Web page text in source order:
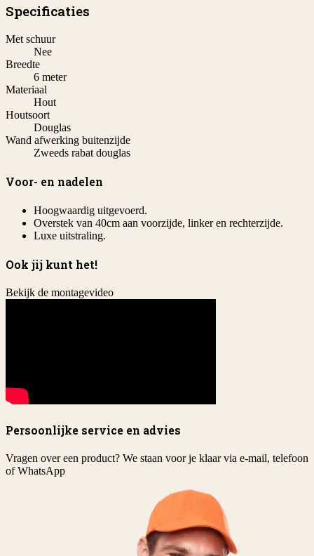
Specificaties
Met schuur
Nee
Breedte
6 meter
Materiaal
Hout
Houtsoort
Douglas
Wand afwerking buitenzijde
Zweeds rabat douglas
Voor- en nadelen
Hoogwaardig uitgevoerd.
Overstek van 40cm aan voorzijde, linker en rechterzijde.
Luxe uitstraling.
Ook jij kunt het!
Bekijk de montagevideo
Persoonlijke service en advies
Vragen over een product? We staan voor je klaar via e-mail, telefoon
of WhatsApp